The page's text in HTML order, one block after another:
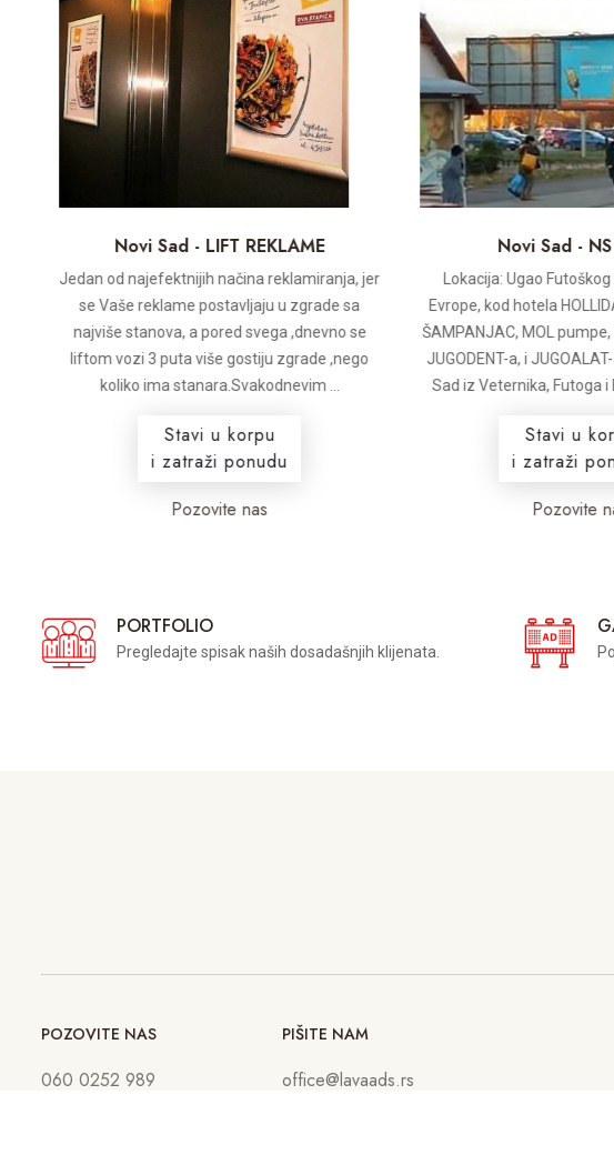
Novi Sad - LIFT REKLAME
Jedan od najefektnijih načina reklamiranja, jer
se Vaše reklame postavljaju u zgrade sa
najviše stanova, a pored svega ,dnevno se
liftom vozi 3 puta više gostiju zgrade ,nego
koliko ima stanara.Svakodnevim ...
Stavi u korpu
i zatraži ponudu
Pozovite nas
Novi Sad - NS
Lokacija: Ugao Futoškog
Evrope, kod hotela
ŠAMPANJAC, MOL pumpe,
JUGODENT-a, i JUGOALAT-
Sad iz Veternika, Futoga i
Stavi u
i zatraži
Pozovite nas
PORTFOLIO
Pregledajte spisak naših dosadašnjih klijenata.
POZOVITE NAS
060 0252 989
PIŠITE NAM
office@lavaads.rs